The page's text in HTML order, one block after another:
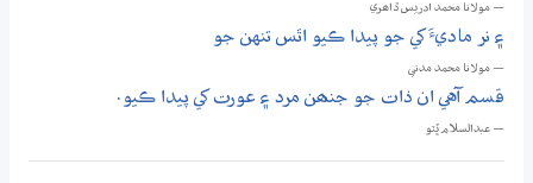
— مولانا محمد ادريس ڏاھري
۽ نر ماديءَ کي جو پيدا ڪيو اٿس تنهن جو
— مولانا محمد مدني
قسم آهي ان ذات جو جنھن مرد ۽ عورت کي پيدا ڪيو.
— عبدالسلام ڀُٽو